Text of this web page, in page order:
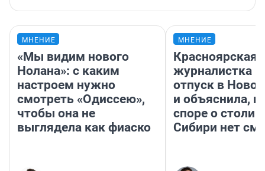
МНЕНИЕ
«Мы видим нового
Нолана»: с каким
настроем нужно
смотреть «Одиссею»,
чтобы она не
выглядела как фиаско
МНЕНИЕ
Красноярская
журналистка
отпуск в
и объяснила,
споре о
Сибири нет